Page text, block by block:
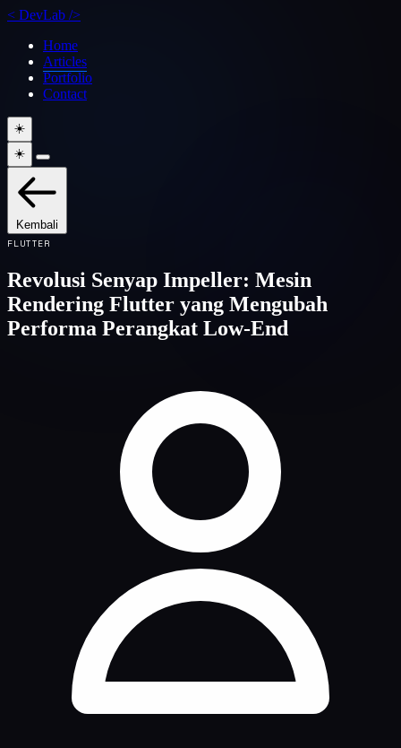
< DevLab />
Home
Articles
Portfolio
Contact
☀️
☀️
Kembali
FLUTTER
Revolusi Senyap Impeller: Mesin
Rendering Flutter yang Mengubah
Performa Perangkat Low-End